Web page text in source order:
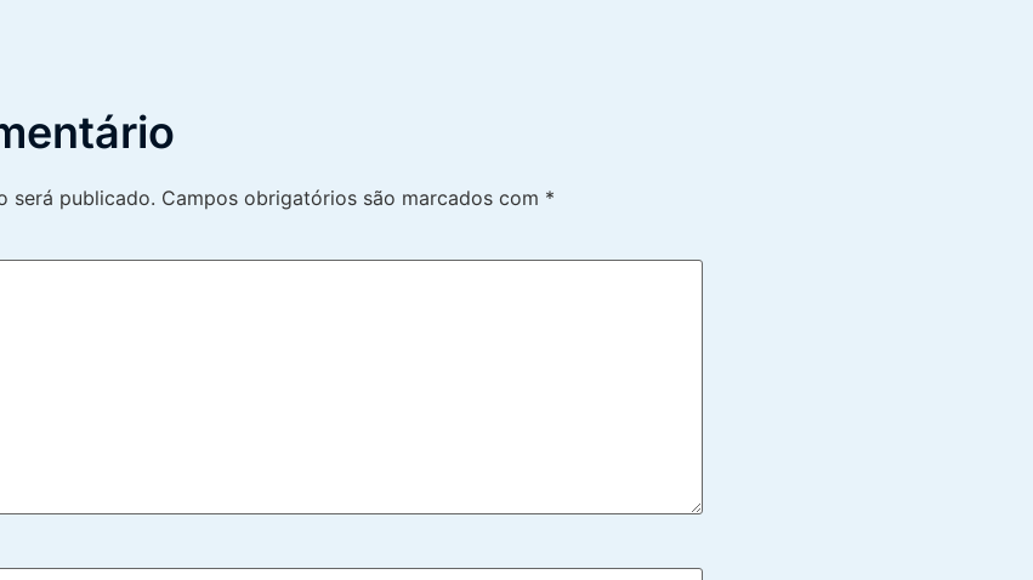
será publicado. Campos obrigatórios são marcados com *